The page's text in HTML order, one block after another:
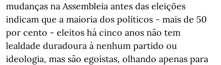
mudanças na Assembleia antes das eleições
indicam que a maioria dos políticos - mais de 50
por cento - eleitos há cinco anos não tem
lealdade duradoura à nenhum partido ou
ideologia, mas são egoístas, olhando apenas para